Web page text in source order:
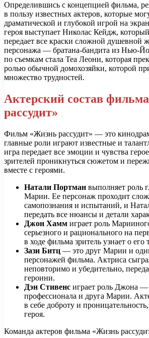
Определившись с концепцией фильма,
в пользу известных актеров, которые
драматической и глубокой игрой на
героя выступает Николас Кейдж,
передает все краски сложной душевной
персонажа — братана-бандита из Нью-
по съемкам стала Теа Леони, которая
ролью обычной домохозяйки, которой
множество трудностей.
Актерский состав
рассудит»
Фильм «Жизнь рассудит» — это
главные роли играют известные и
игра передает все эмоции и чувства
зрителей проникнуться сюжетом и
вместе с героями.
Натали Портман выполняет роль
Марии. Ее персонаж проходит
самопознания и испытаний, и
передать все нюансы и детали
Джон Хамм играет роль
серьезного и рационального на
в ходе фильма зритель узнает о его
Зази Битц — это друг Марии и
персонажей фильма. Актриса
неповторимо и убедительно,
героини.
Дэн Стивенс играет роль Джона —
профессионала и друга Марии.
в себе доброту и
героя.
Команда актеров фильма «Жизнь